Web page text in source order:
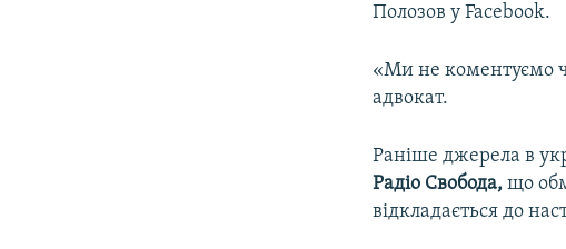
Полозов у Facebook.
«Ми не коментуємо
адвокат.
Раніше джерела в
Радіо Свобода,що
відкладається до